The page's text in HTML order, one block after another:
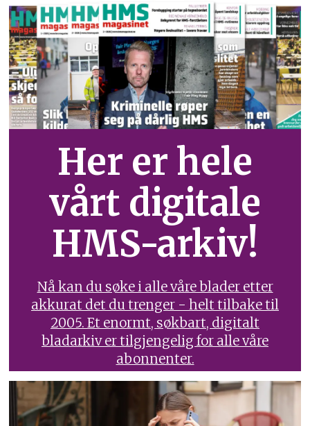
Her er hele
vårt digitale
HMS-arkiv!
Nå kan du søke i alle våre blader etter
akkurat det du trenger - helt tilbake til
2005. Et enormt, søkbart, digitalt
bladarkiv er tilgjengelig for alle våre
abonnenter.